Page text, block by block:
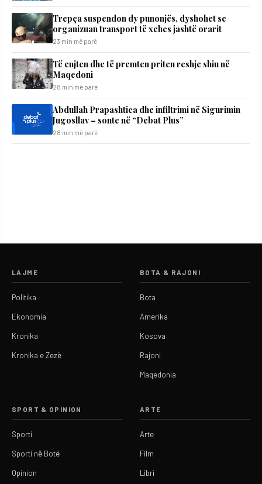
Trepça suspendon dy punonjës, dyshohet se
organizuan transport të xehes jashtë orarit
23 min më parë
Të enjten dhe të premten priten reshje shiu në
Maqedoni
28 min më parë
Abdullah Prapashtica dhe infiltrimi në Sigurimin
Jugosllav – sonte në “Debat Plus”
28 min më parë
LAJME
Politika
Ekonomia
Kronika
Kronika e Zezë
BOTA & RAJONI
Bota
Amerika
Kosova
Rajoni
Maqedonia
SPORT & OPINION
Sporti
Sporti në Botë
Opinion
ARTE
Arte
Film
Libri